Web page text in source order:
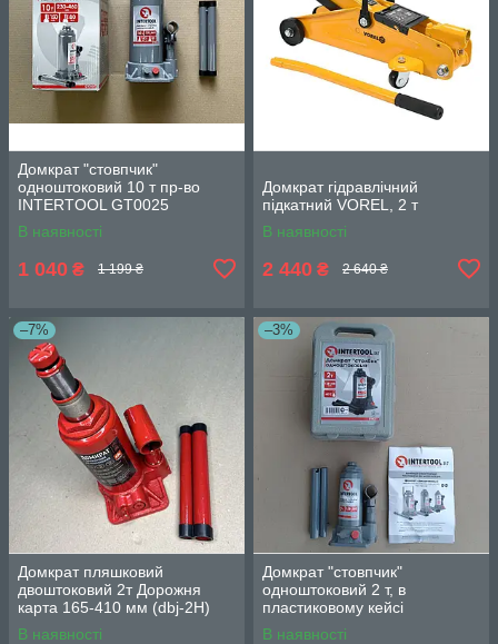
Домкрат "стовпчик"
одноштоковий 10 т пр-во
INTERTOOL GT0025
В наявності
1 040 ₴ 1 199 ₴
Домкрат гідравлічний
підкатний VOREL, 2 т
В наявності
2 440 ₴ 2 640 ₴
–7%
Домкрат пляшковий
двоштоковий 2т Дорожня
карта 165-410 мм (dbj-2H)
4905946127
В наявності
–3%
Домкрат "стовпчик"
одноштоковий 2 т, в
пластиковому кейсі
INTERTOOL GT0051
В наявності